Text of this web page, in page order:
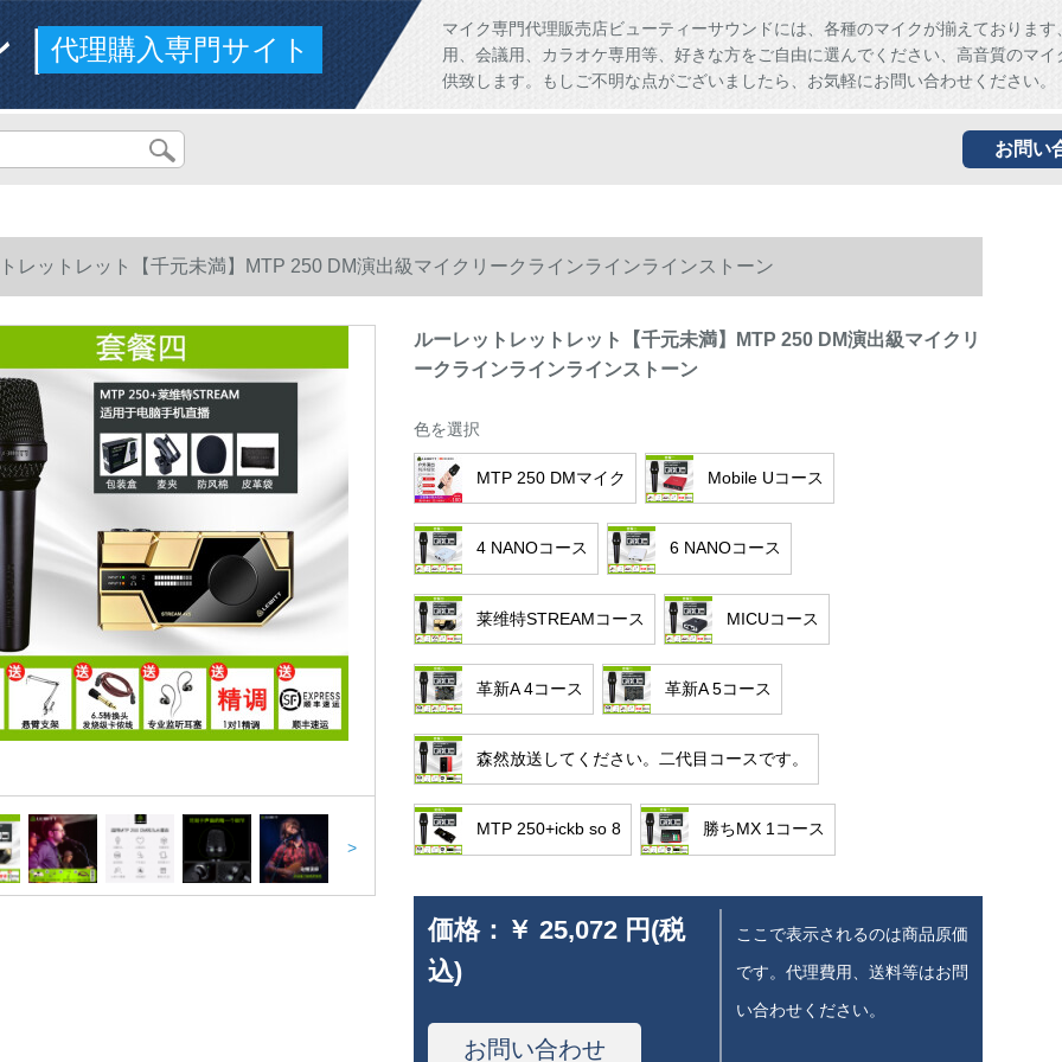
ド代理購入専門サイト
マイク専門代理販売店ビューティーサウンドには、各種のマイクが揃えております
用、会議用、カラオケ専用等、好きな方をご自由に選んでください、高音質のマイ
供致します。もしご不明な点がございましたら、お気軽にお問い合わせください。
お問い
レットレット【千元未満】MTP 250 DM演出級マイクリークラインラインラインストーン
>
ルーレットレットレット【千元未満】MTP 250 DM演出級マイクリ
ークラインラインラインストーン
色を選択
MTP 250 DMマイク Mobile Uコース
4 NANOコース 6 NANOコース
莱维特STREAMコース MICUコース
革新A 4コース 革新A 5コース
森然放送してください。二代目コースです。
MTP 250+ickb so 8 勝ちMX 1コース
価格： ￥ 25,072 円(税
込)
お問い合わせ
ここで表示されるのは商品原価
です。代理費用、送料等はお問
い合わせください。